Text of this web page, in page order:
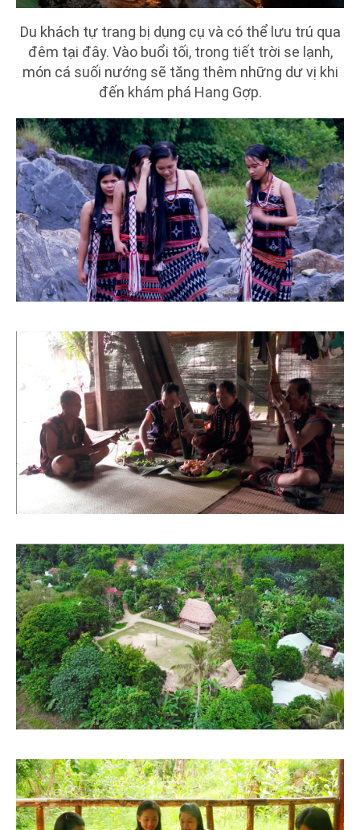
Du khách tự trang bị dụng cụ và có thể lưu trú qua
đêm tại đây. Vào buổi tối, trong tiết trời se lạnh,
món cá suối nướng sẽ tăng thêm những dư vị khi
đến khám phá Hang Gợp.